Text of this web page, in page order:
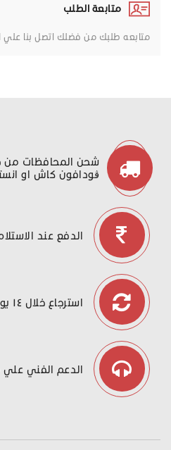
متابعة الطلب
متابعه طلبك من فضلك اتصل بنا علي الرقم
شحن المحافظات من
ڤودافون كاش او
الدفع عند
استرجاع خلال ١٤ يوما
الدعم الفني علي